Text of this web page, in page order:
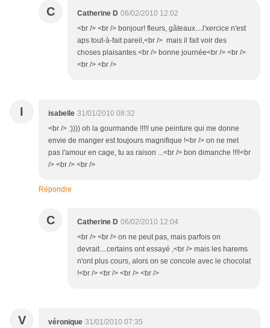
C Catherine D 06/02/2010 12:02
<br /> <br /> bonjour! fleurs, gâteaux....l'xercice n'est
aps tout-à-fait pareil,<br /> mais il fait voir des
choses plaisantes.<br /> bonne journée<br /> <br />
<br /> <br />
I isabelle 31/01/2010 08:32
<br /> :)))) oh la gourmande !!!!! une peinture qui me donne
envie de manger est toujours magnifique !<br /> on ne met
pas l'amour en cage, tu as raison ...<br /> bon dimanche !!!!<br
/> <br /> <br />
Répondre
C Catherine D 06/02/2010 12:04
<br /> <br /> on ne peut pas, mais parfois on
devrait....certains ont essayé ,<br /> mais les harems
n'ont plus cours, alors on se concole avec le chocolat
!<br /> <br /> <br /> <br />
V véronique 31/01/2010 07:35